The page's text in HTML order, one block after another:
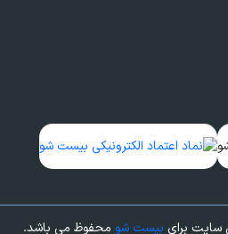
سایت برای بیست شو محفوظ می باشد.